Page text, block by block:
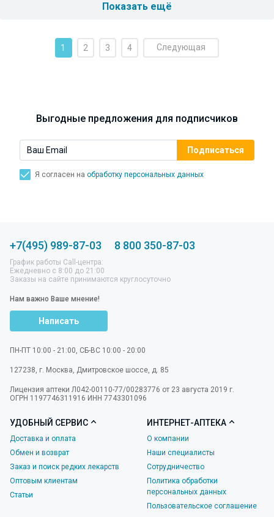
Показать ещё
1 2 3 4 Следующая
Выгодные предложения для подписчиков
Я согласен на обработку персональных данных
+7(495) 989-87-03 8 800 350-87-03
График работы Call-центра:
Ежедневно с 8:00 до 21:00
Заказы на сайте принимаются круглосуточно
Нам важно Ваше мнение!
Написать
ПН-ПТ 10:00 - 21:00, СБ-ВС 10:00 - 20:00
127238, г. Москва, Дмитровское шоссе, д. 85
Лицензия аптеки Л042-00110-77/00283776 от 23 августа 2019 г.
ОГРН 1197746311916 ИНН 7743301096
УДОБНЫЙ СЕРВИС
Доставка и оплата
Обмен и возврат
Заказ и поиск редких лекарств
Оптовым клиентам
Статьи
ИНТЕРНЕТ-АПТЕКА
О компании
Наши специалисты
Сотрудничество
Политика обработки
персональных данных
Пользовательское соглашение